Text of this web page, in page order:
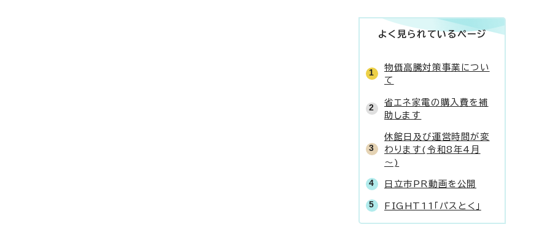
よく見られているページ
物価高騰対策事業につい
て
省エネ家電の購入費を補
助します
休館日及び運営時間が変
わります(令和8年4月
～)
日立市PR動画を公開
FIGHT11「パスとく」